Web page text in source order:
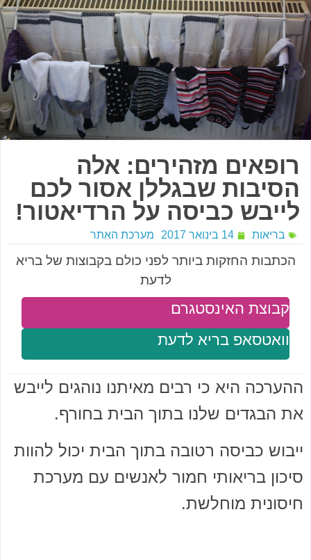
רופאים מזהירים: אלה
הסיבות שבגללן אסור לכם
לייבש כביסה על הרדיאטור!
בריאות 14 בינואר 2017 מערכת האתר
הכתבות החזקות ביותר לפני כולם בקבוצות של בריא
לדעת
וואטסאפ בריא לדעת
קבוצת האינסטגרם
ההערכה היא כי רבים מאיתנו נוהגים לייבש
את הבגדים שלנו בתוך הבית בחורף.
ייבוש כביסה רטובה בתוך הבית יכול להוות
סיכון בריאותי חמור לאנשים עם מערכת
חיסונית מוחלשת.